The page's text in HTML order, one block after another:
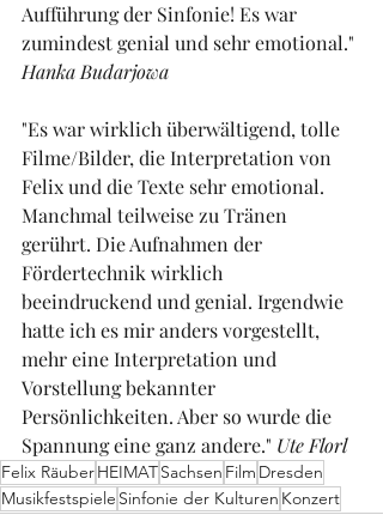
Aufführung der Sinfonie! Es war
zumindest genial und sehr emotional."
Hanka Budarjowa
"Es war wirklich überwältigend, tolle
Filme/Bilder, die Interpretation von
Felix und die Texte sehr emotional.
Manchmal teilweise zu Tränen
gerührt. Die Aufnahmen der
Fördertechnik wirklich
beeindruckend und genial. Irgendwie
hatte ich es mir anders vorgestellt,
mehr eine Interpretation und
Vorstellung bekannter
Persönlichkeiten. Aber so wurde die
Spannung eine ganz andere." Ute Florl
Felix RäuberHEIMATSachsen Film Dresden
Musikfestspiele Sinfonie der Kulturen Konzert